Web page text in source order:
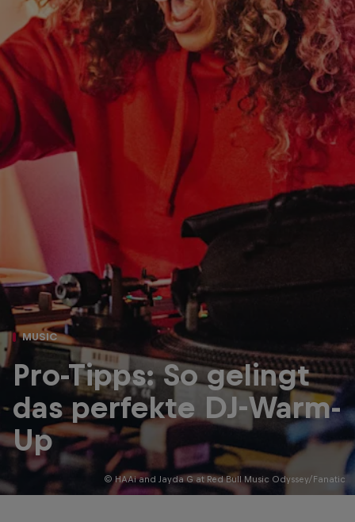
© HAAi and Jayda G at Red Bull Music Odyssey/Fanatic
MUSIC
Pro-Tipps: So gelingt
das perfekte DJ-Warm-
Up